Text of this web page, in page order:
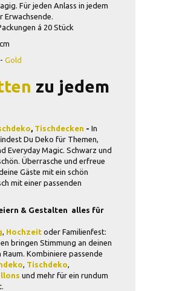
Für jeden Anlass in jedem
Erwachsende.
á 20 Stück
- Gold
zu jedem
Tischdecken - In
Du Deko für Themen,
Everyday Magic. Schwarz und
Überrasche und erfreue
Gäste mit ein schön
mit einer passenden
& Gestalten  alles für
Hochzeitoder Familienfest:
bringen Stimmung an deinen
Raum. Kombiniere passende
Tischdeko
und mehr für ein rundum